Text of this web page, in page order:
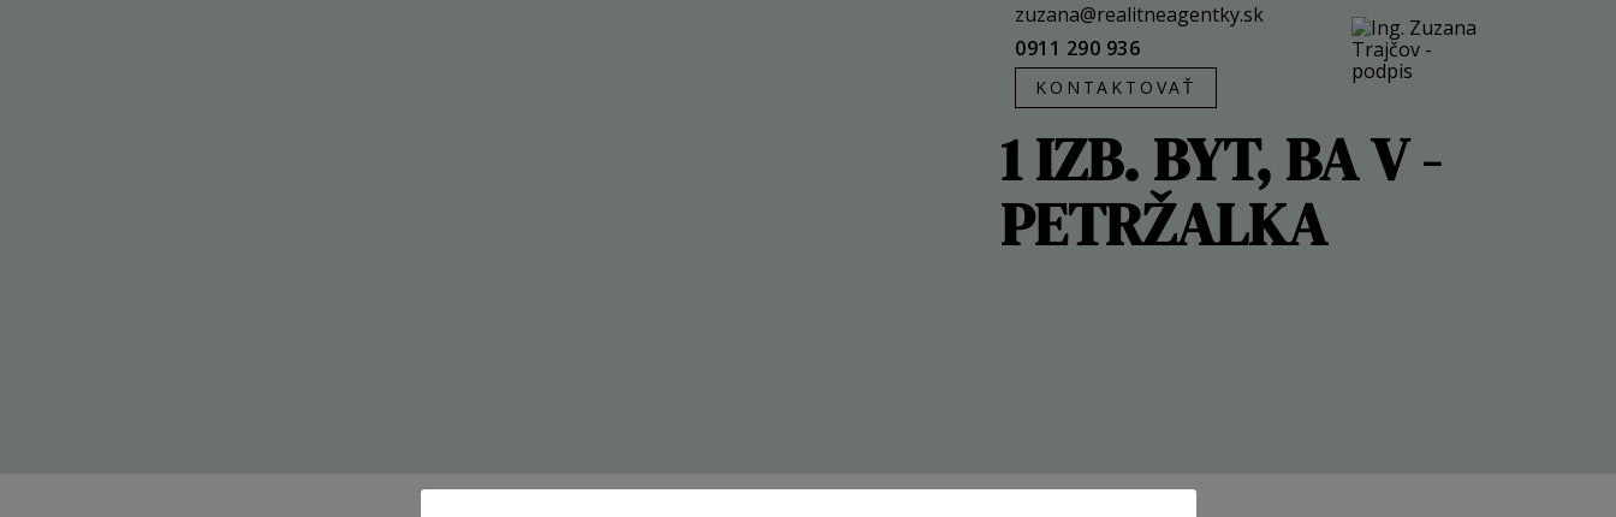
zuzana@realitneagentky.sk
0911 290 936
KONTAKTOVAŤ
1 IZB. BYT, BA V -
PETRŽALKA